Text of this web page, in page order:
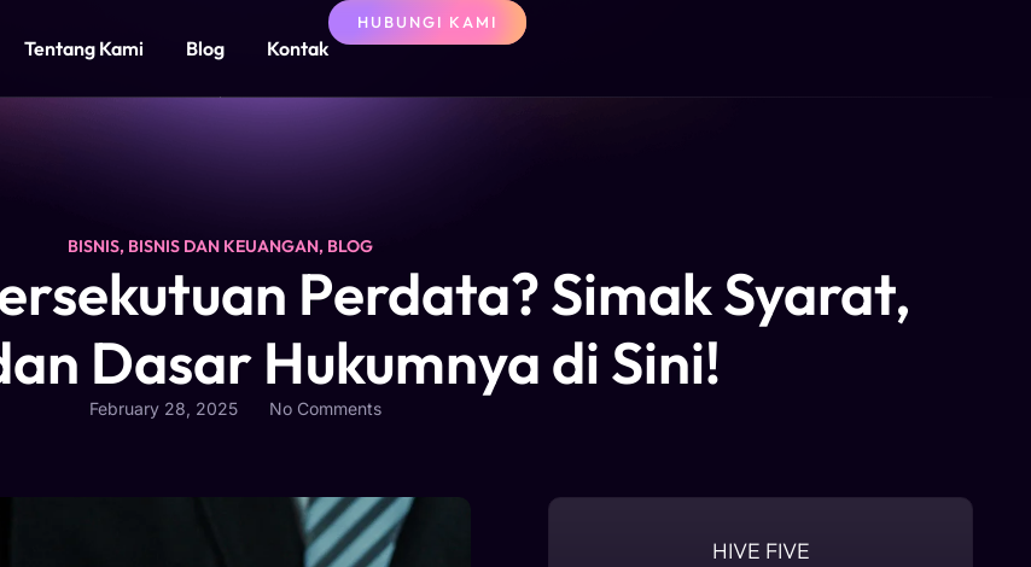
Tentang Kami Blog Kontak
HUBUNGI KAMI
BISNIS, BISNIS DAN KEUANGAN, BLOG
Perdata? Simak Syarat,
Dasar Hukumnya di Sini!
February 28, 2025 No Comments
HIVE FIVE